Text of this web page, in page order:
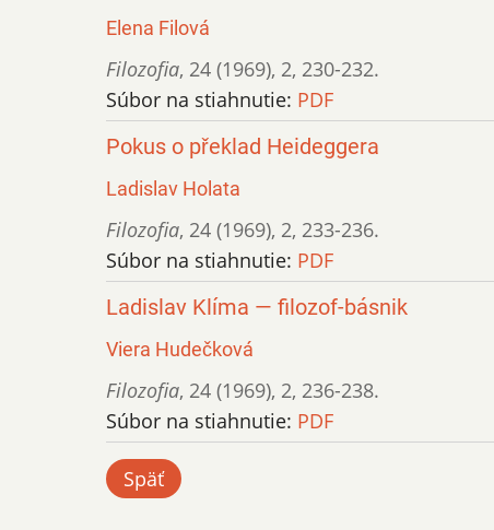
Elena Filová
Filozofia, 24 (1969), 2, 230-232.
Súbor na stiahnutie: PDF
Pokus o překlad Heideggera
Ladislav Holata
Filozofia, 24 (1969), 2, 233-236.
Súbor na stiahnutie: PDF
Ladislav Klíma — filozof-básnik
Viera Hudečková
Filozofia, 24 (1969), 2, 236-238.
Súbor na stiahnutie: PDF
Späť